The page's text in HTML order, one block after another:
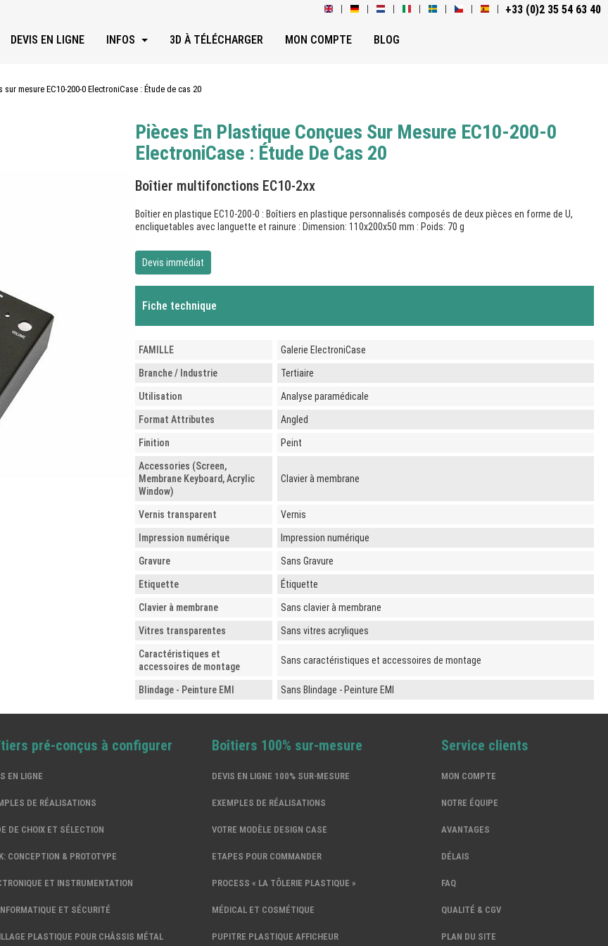
+33 (0)2 35 54 63 40
DEVIS EN LIGNE INFOS 3D À TÉLÉCHARGER MON COMPTE BLOG
mesure EC10-200-0 ElectroniCase : Étude de cas 20
Pièces En Plastique Conçues Sur Mesure EC10-200-0
ElectroniCase : Étude De Cas 20
Boîtier multifonctions EC10-2xx
Boîtier en plastique EC10-200-0 : Boîtiers en plastique personnalisés composés de deux pièces en forme de U,
encliquetables avec languette et rainure : Dimension: 110x200x50 mm : Poids: 70 g
Devis immédiat
Fiche technique
FAMILLE Galerie ElectroniCase
Branche / Industrie Tertiaire
Utilisation Analyse paramédicale
Format Attributes Angled
Finition Peint
Accessories (Screen,
Membrane Keyboard, Acrylic
Window)
Clavier à membrane
Vernis transparent Vernis
Impression numérique Impression numérique
Gravure Sans Gravure
Etiquette Étiquette
Clavier à membrane Sans clavier à membrane
Vitres transparentes Sans vitres acryliques
Caractéristiques et
accessoires de montage
Sans caractéristiques et accessoires de montage
Blindage - Peinture EMI Sans Blindage - Peinture EMI
pré-conçus à configurer
EN LIGNE
DE RÉALISATIONS
DE CHOIX ET SÉLECTION
CONCEPTION & PROTOTYPE
ET INSTRUMENTATION
ET SÉCURITÉ
PLASTIQUE POUR CHÂSSIS MÉTAL
Boîtiers 100% sur-mesure
DEVIS EN LIGNE 100% SUR-MESURE
EXEMPLES DE RÉALISATIONS
VOTRE MODÈLE DESIGN CASE
ETAPES POUR COMMANDER
PROCESS « LA TÔLERIE PLASTIQUE »
MÉDICAL ET COSMÉTIQUE
PUPITRE PLASTIQUE AFFICHEUR
Service clients
MON COMPTE
NOTRE ÉQUIPE
AVANTAGES
DÉLAIS
FAQ
QUALITÉ & CGV
PLAN DU SITE